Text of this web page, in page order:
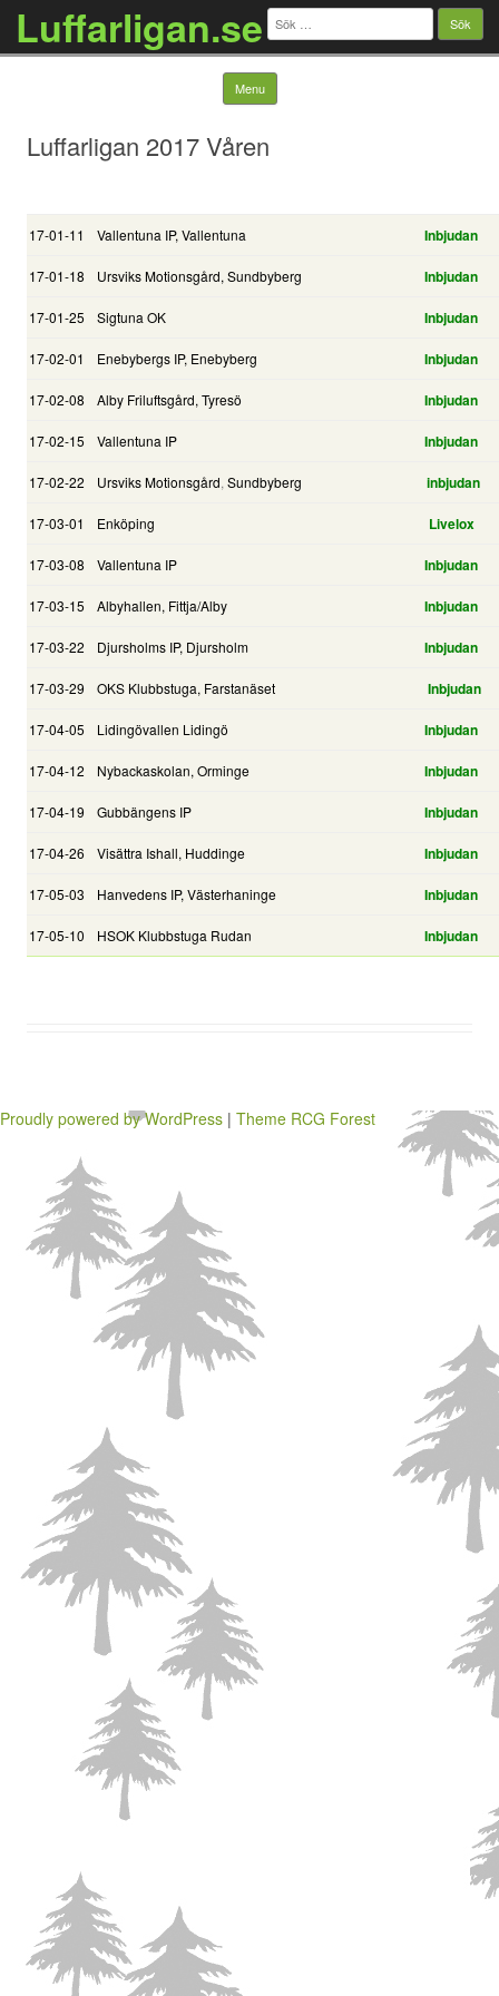
Luffarligan.se Sök
efter:
Menu Skip to content
Luffarligan 2017 Våren
17-01-11 Vallentuna IP, Vallentuna Inbjudan
17-01-18 Ursviks Motionsgård, Sundbyberg Inbjudan
17-01-25 Sigtuna OK Inbjudan
17-02-01 Enebybergs IP, Enebyberg Inbjudan
17-02-08 Alby Friluftsgård, Tyresö Inbjudan
17-02-15 Vallentuna IP Inbjudan
17-02-22 Ursviks Motionsgård, Sundbyberg inbjudan
17-03-01 Enköping Livelox
17-03-08 Vallentuna IP Inbjudan
17-03-15 Albyhallen, Fittja/Alby Inbjudan
17-03-22 Djursholms IP, Djursholm Inbjudan
17-03-29 OKS Klubbstuga, Farstanäset Inbjudan
17-04-05 Lidingövallen Lidingö Inbjudan
17-04-12 Nybackaskolan, Orminge Inbjudan
17-04-19 Gubbängens IP Inbjudan
17-04-26 Visättra Ishall, Huddinge Inbjudan
17-05-03 Hanvedens IP, Västerhaninge Inbjudan
17-05-10 HSOK Klubbstuga Rudan Inbjudan
Proudly powered by WordPress | Theme RCG Forest